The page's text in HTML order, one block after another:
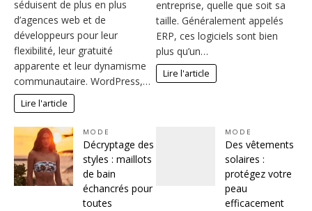
séduisent de plus en plus
d’agences web et de
développeurs pour leur
flexibilité, leur gratuité
apparente et leur dynamisme
communautaire. WordPress,…
Lire l'article
entreprise, quelle que soit sa
taille. Généralement appelés
ERP, ces logiciels sont bien
plus qu’un…
Lire l'article
MODE
Décryptage des
styles : maillots
de bain
échancrés pour
toutes
MODE
Des vêtements
solaires :
protégez votre
peau
efficacement